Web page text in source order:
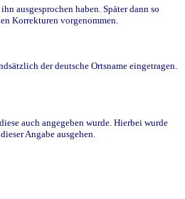
ausgesprochen haben. Später dann so
Korrekturen vorgenommen.
der deutsche Ortsname eingetragen.
auch angegeben wurde. Hierbei wurde
Angabe ausgehen.